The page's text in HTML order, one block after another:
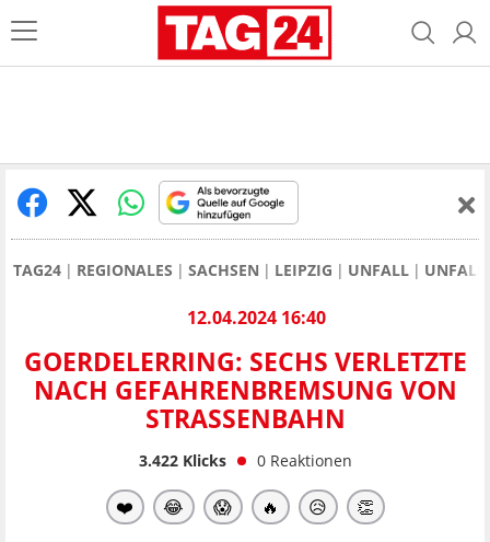
TAG24 REGIONALES SACHSEN LEIPZIG UNFALL UNFALL
12.04.2024 16:40
GOERDELERRING: SECHS VERLETZTE
NACH GEFAHRENBREMSUNG VON
STRASSENBAHN
3.422Klicks 0 Reaktionen
❤️ 😂 😱 🔥 😥 👏